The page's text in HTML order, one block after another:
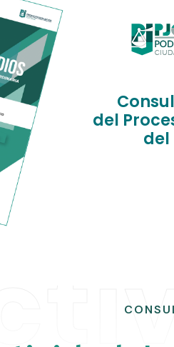
del
del